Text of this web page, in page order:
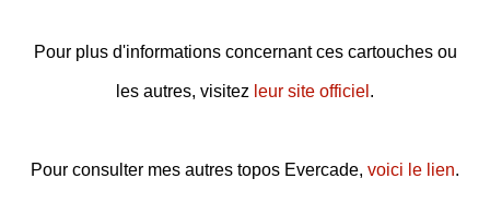
Pour plus d'informations concernant ces cartouches ou
les autres, visitez leur site officiel .
Pour consulter mes autres topos Evercade, voici le lien.